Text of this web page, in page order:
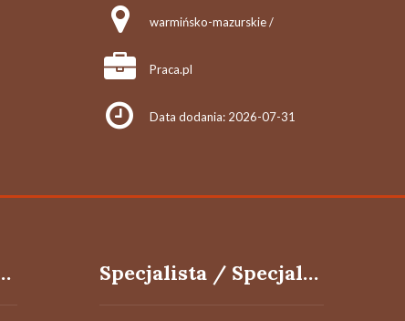
warmińsko-mazurskie /
Praca.pl
Data dodania: 2026-07-31
Przygotowania Produkcji Specjalista / Specjalistka ds. Personalnych i Płac (M/K/N)